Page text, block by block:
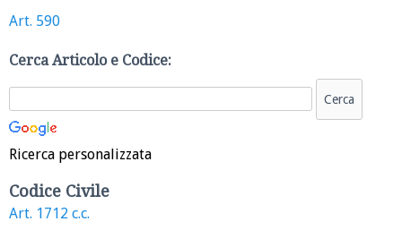
Art. 590
Cerca Articolo e Codice:
Ricerca personalizzata
Codice Civile
Art. 1712 c.c.